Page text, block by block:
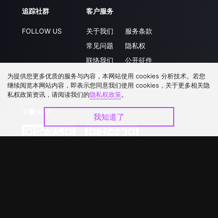
追踪社群
FOLLOW US
客户服务
关于我们
常见问题
联络我们
升级VIP
服务条款
隐私权
公开征件
合作洽談
为提供您更多优质的服务与内容，本网站使用 cookies 分析技术。若您
继续阅览本网站内容，即表示您同意我们使用 cookies，关于更多相关隐
私权政策资讯，请阅读我们的隐私权政策。
我知道了